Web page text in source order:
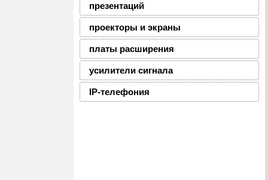
презентаций
проекторы и экраны
платы расширения
усилители сигнала
IP-телефония